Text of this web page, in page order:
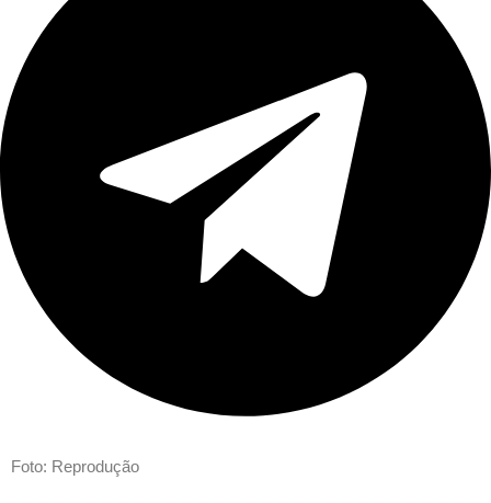
Foto: Reprodução